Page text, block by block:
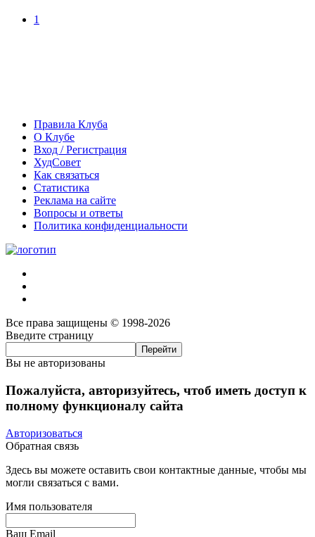
1
Правила Клуба
О Клубе
Вход / Регистрация
ХудСовет
Как связаться
Статистика
Реклама на сайте
Вопросы и ответы
Политика конфиденциальности
Все права защищены © 1998-2026
Введите страницу
Вы не авторизованы
Пожалуйста, авторизуйтесь, чтоб иметь доступ к
полному функционалу сайта
Авторизоваться
Обратная связь
Здесь вы можете оставить свои контактные данные, чтобы мы
могли связаться с вами.
Имя пользователя
Ваш Email